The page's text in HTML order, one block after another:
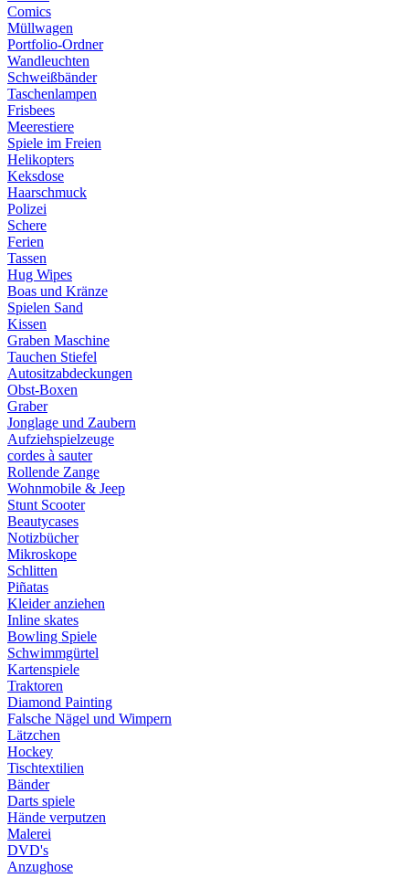
Comics
Müllwagen
Portfolio-Ordner
Wandleuchten
Schweißbänder
Taschenlampen
Frisbees
Meerestiere
Spiele im Freien
Helikopters
Keksdose
Haarschmuck
Polizei
Schere
Ferien
Tassen
Hug Wipes
Boas und Kränze
Spielen Sand
Kissen
Graben Maschine
Tauchen Stiefel
Autositzabdeckungen
Obst-Boxen
Graber
Jonglage und Zaubern
Aufziehspielzeuge
cordes à sauter
Rollende Zange
Wohnmobile & Jeep
Stunt Scooter
Beautycases
Notizbücher
Mikroskope
Schlitten
Piñatas
Kleider anziehen
Inline skates
Bowling Spiele
Schwimmgürtel
Kartenspiele
Traktoren
Diamond Painting
Falsche Nägel und Wimpern
Lätzchen
Hockey
Tischtextilien
Bänder
Darts spiele
Hände verputzen
Malerei
DVD's
Anzughose